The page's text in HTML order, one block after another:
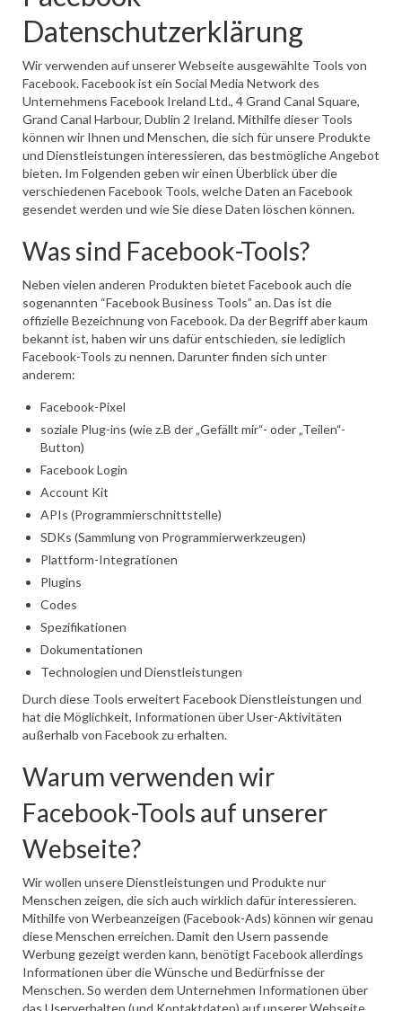
Datenschutzerklärung
Wir verwenden auf unserer Webseite ausgewählte Tools von
Facebook. Facebook ist ein Social Media Network des
Unternehmens Facebook Ireland Ltd., 4 Grand Canal Square,
Grand Canal Harbour, Dublin 2 Ireland. Mithilfe dieser Tools
können wir Ihnen und Menschen, die sich für unsere Produkte
und Dienstleistungen interessieren, das bestmögliche Angebot
bieten. Im Folgenden geben wir einen Überblick über die
verschiedenen Facebook Tools, welche Daten an Facebook
gesendet werden und wie Sie diese Daten löschen können.
Was sind Facebook-Tools?
Neben vielen anderen Produkten bietet Facebook auch die
sogenannten “Facebook Business Tools” an. Das ist die
offizielle Bezeichnung von Facebook. Da der Begriff aber kaum
bekannt ist, haben wir uns dafür entschieden, sie lediglich
Facebook-Tools zu nennen. Darunter finden sich unter
anderem:
Facebook-Pixel
soziale Plug-ins (wie z.B der „Gefällt mir“- oder „Teilen“-
Button)
Facebook Login
Account Kit
APIs (Programmierschnittstelle)
SDKs (Sammlung von Programmierwerkzeugen)
Plattform-Integrationen
Plugins
Codes
Spezifikationen
Dokumentationen
Technologien und Dienstleistungen
Durch diese Tools erweitert Facebook Dienstleistungen und
hat die Möglichkeit, Informationen über User-Aktivitäten
außerhalb von Facebook zu erhalten.
Warum verwenden wir
Facebook-Tools auf unserer
Webseite?
Wir wollen unsere Dienstleistungen und Produkte nur
Menschen zeigen, die sich auch wirklich dafür interessieren.
Mithilfe von Werbeanzeigen (Facebook-Ads) können wir genau
diese Menschen erreichen. Damit den Usern passende
Werbung gezeigt werden kann, benötigt Facebook allerdings
Informationen über die Wünsche und Bedürfnisse der
Menschen. So werden dem Unternehmen Informationen über
das Userverhalten (und Kontaktdaten) auf unserer Webseite